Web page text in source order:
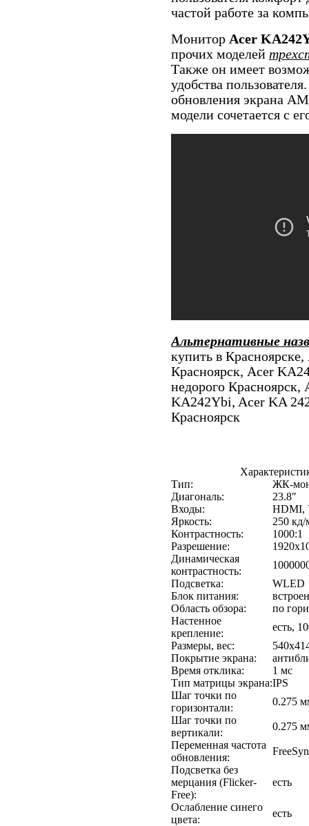
частой работе за
Монитор Acer
прочих моделей
Также он имеет
удобства
обновления экрана
модели сочетается с
Альтернативные
купить в
Красноярск, Acer
недорого
KA242Ybi, Acer KA
Красноярск
Тип:
ЖК-
Диагональ:
23.8"
Входы:
HDMI,
Яркость:
250 кд/
Контрастность:
1000:1
Разрешение:
Динамическая
контрастность:
Подсветка:
WLED
Блок питания:
Область обзора:
по
Настенное
крепление:
есть,
Размеры, вес:
Покрытие экрана:
Время отклика:
1 мс
Тип матрицы экрана:IPS
Шаг точки по
горизонтали:
0.275
Шаг точки по
вертикали:
0.275
Переменная частота
обновления:
Подсветка без
мерцания (Flicker-
Free):
есть
Ослабление синего
цвета:
есть